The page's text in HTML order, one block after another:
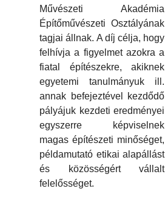
Művészeti Akadémia
Építőművészeti Osztályának
tagjai állnak. A díj célja, hogy
felhívja a figyelmet azokra a
fiatal építészekre, akiknek
egyetemi tanulmányuk ill.
annak befejeztével kezdődő
pályájuk kezdeti eredményei
egyszerre képviselnek
magas építészeti minőséget,
példamutató etikai alapállást
és közösségért vállalt
felelősséget.